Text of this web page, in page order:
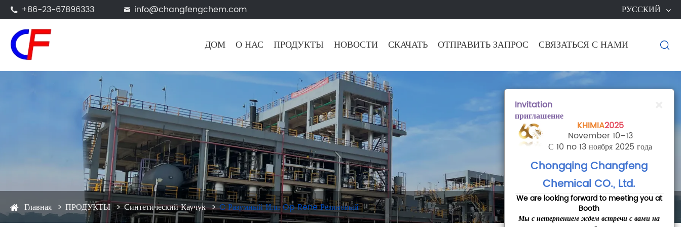
 +86-23-67896333  info@changfengchem.com РУССКИЙ
ДОМ О НАС ПРОДУКТЫ НОВОСТИ СКАЧАТЬ ОТПРАВИТЬ ЗАПРОС СВЯЗАТЬСЯ С НАМИ 
Главная ПРОДУКТЫ Синтетический Каучук C Разумный Или Op Rene Резиновый
Invitation
приглашение
KHIMIA2025
November 10–13
С 10 no 13 ноября 2025 года
Chongqing Changfeng
Chemical CO., Ltd.
We are looking forward to meeting you at
Booth
Мы с нетерпением ждем встречи с вами на